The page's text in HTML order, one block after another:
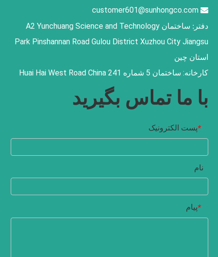

customer601@sunhongco.com
دفتر:
ساختمان A2 Yunchuang Science and Technology
Park Pinshannan Road Gulou District Xuzhou City Jiangsu
استان چین
کارخانه: ساختمان 5 شماره 241 Huai Hai West Road China
با ما تماس بگیرید
*پست الکترونیک
نام
*پیام